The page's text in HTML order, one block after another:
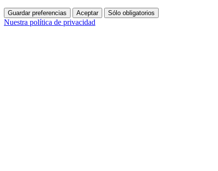
Guardar preferencias Aceptar Sólo obligatorios
Nuestra política de privacidad